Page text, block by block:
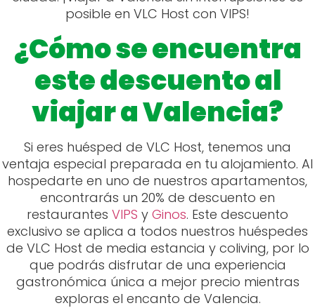
posible en VLC Host con VIPS!
¿Cómo se encuentra
este descuento al
viajar a Valencia?
Si eres huésped de VLC Host, tenemos una
ventaja especial preparada en tu alojamiento. Al
hospedarte en uno de nuestros apartamentos,
encontrarás un 20% de descuento en
restaurantes VIPS y Ginos. Este descuento
exclusivo se aplica a todos nuestros huéspedes
de VLC Host de media estancia y coliving, por lo
que podrás disfrutar de una experiencia
gastronómica única a mejor precio mientras
exploras el encanto de Valencia.